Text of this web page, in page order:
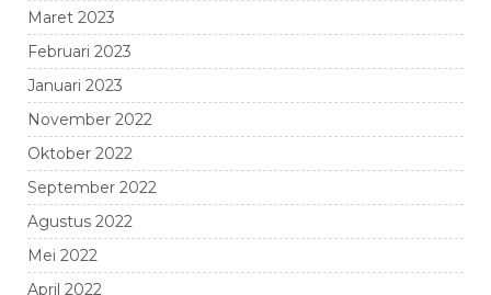
Maret 2023
Februari 2023
Januari 2023
November 2022
Oktober 2022
September 2022
Agustus 2022
Mei 2022
April 2022